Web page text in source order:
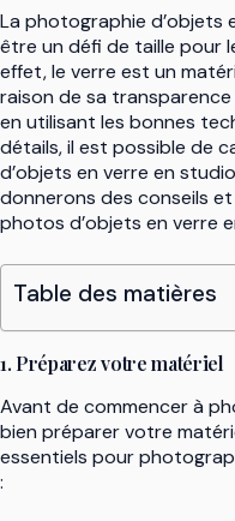
La photographie d’objets
être un défi de taille pour
effet, le verre est un
raison de sa
en utilisant les bonnes
détails, il est possible de
d’objets en verre en
donnerons des conseils
photos d’objets en verre
Table des matières
1. Préparez votre matériel
Avant de commencer à
bien préparer votre
essentiels pour
: